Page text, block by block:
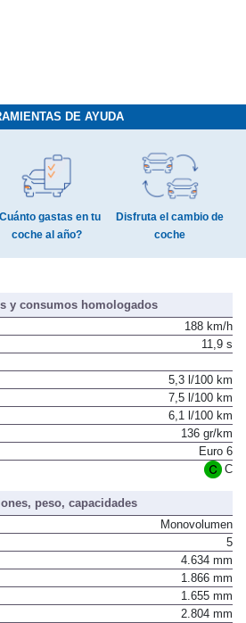
DE AYUDA
gastas en tu
coche al año?
Disfruta el cambio de
coche
y consumos homologados
188 km/h
11,9 s
5,3 l/100 km
7,5 l/100 km
6,1 l/100 km
136 gr/km
Euro 6
C
peso, capacidades
Monovolumen
5
4.634 mm
1.866 mm
1.655 mm
2.804 mm